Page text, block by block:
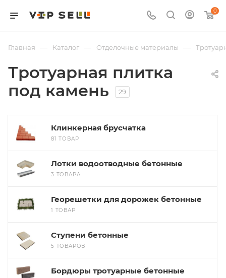
0
Главная — Каталог — Отделочные материалы —
Тротуарная плитка
под камень
29
Клинкерная брусчатка
81 ТОВАР
Лотки водоотводные бетонные
3 ТОВАРА
Георешетки для дорожек бетонные
1 ТОВАР
Ступени бетонные
5 ТОВАРОВ
Бордюры тротуарные бетонные